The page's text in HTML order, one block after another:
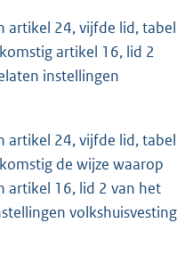
artikel 24, vijfde lid, tabel
artikel 16, lid 2
instellingen
artikel 24, vijfde lid, tabel
de wijze waarop
artikel 16, lid 2 van het
volkshuisvesting